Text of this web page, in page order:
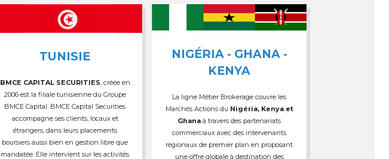
TUNISIE
BMCE CAPITAL SECURITIES , créée en
2006 est la filiale tunisienne du Groupe
BMCE Capital. BMCE Capital Securities
accompagne ses clients, locaux et
étrangers, dans leurs placements
boursiers aussi bien en gestion libre que
mandatée. Elle intervient sur les activités
NIGÉRIA - GHANA -
KENYA
La ligne Métier Brokerage couvre les
Marchés Actions du Nigéria, Kenya et
Ghana à travers des partenariats
commerciaux avec des intervenants
régionaux de premier plan en proposant
une offre globale à destination des